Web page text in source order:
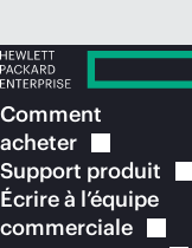
Comment
acheter
Support produit
Écrire à l’équipe
commerciale